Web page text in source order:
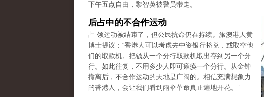
下午五点自由，黎智英被警员带走。
后占中的不合作运动
占 领运动被结束了，但公民抗命仍在持续。旅澳港人黄
博士提议：“香港人可以考虑去中资银行挤兑，或取空他
们的取款机。把钱从一个分行取款机取出存到另一个分
行。如此往复，不用多少人即可瘫痪一个分行。从金钟
撤离后，不合作运动的天地是广阔的。相信充满想象力
的香港人，会让我们看到雨伞革命真正遍地开花。”